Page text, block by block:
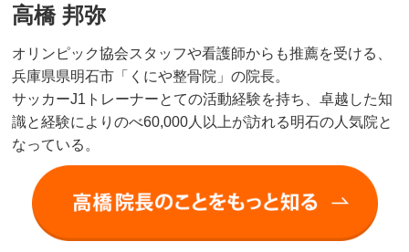
高橋 邦弥
オリンピック協会スタッフや看護師からも推薦を受ける、
兵庫県県明石市「くにや整骨院」の院長。
サッカーJ1トレーナーとての活動経験を持ち、卓越した知
識と経験によりのべ60,000人以上が訪れる明石の人気院と
なっている。